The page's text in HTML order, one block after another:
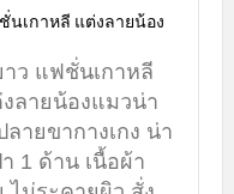
เกาหลี แต่งลายน้อง
ว แฟชั่นเกาหลี
ลายน้องแมวน่า
ายขากางเกง น่า
1 ด้าน เนื้อผ้า